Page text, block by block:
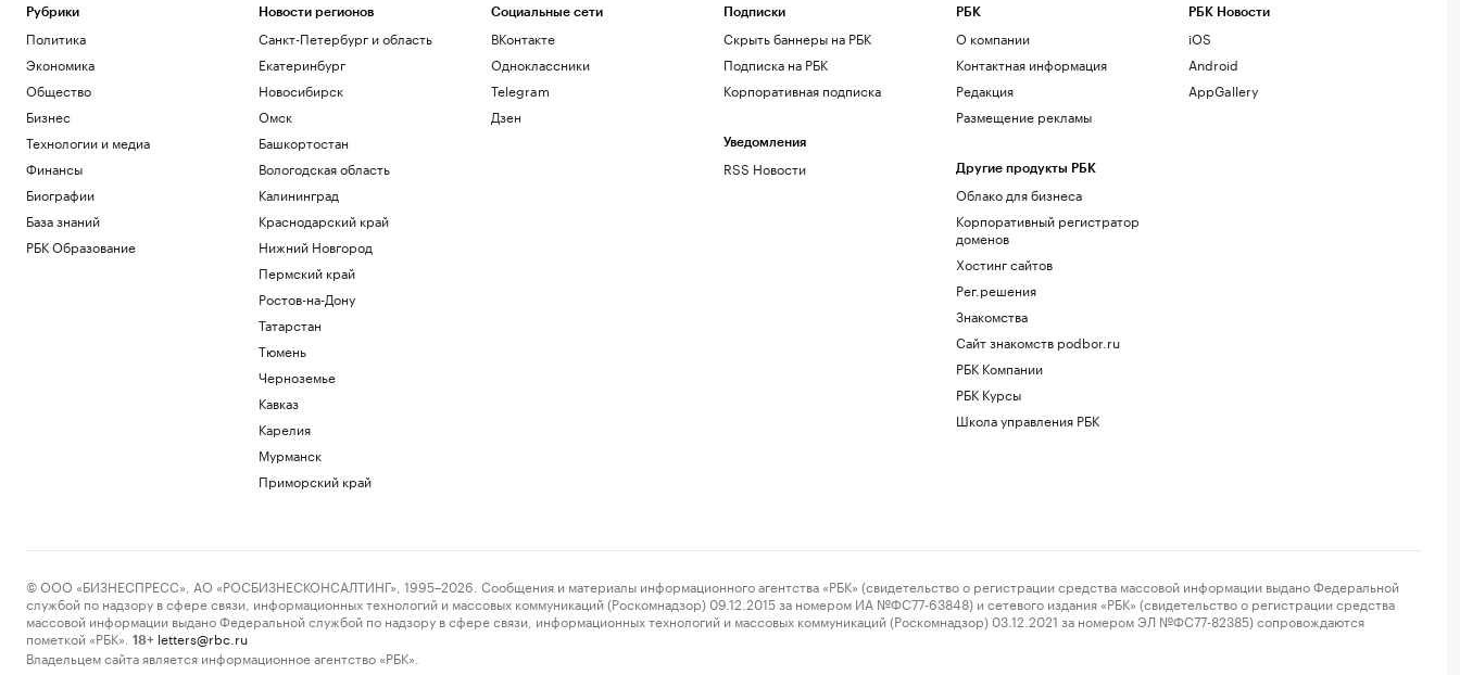
Росфинмониторинг рассказал, как
помог выявить криптомошенников в
Москве
Политика
Андреева проиграла 34-й ракетке мира
в третьем круге турнира в Торонто
Спорт
Африки
Политика
Минпромторг сообщил об изучении
властями идей по поддержке селлеров
WB
Александр Усик заявил, что у него есть
«два варианта» для прощального боя
Что такое медленная жизнь и какую
Метеоролог рассказала о погоде в
Рубрики
Политика
Экономика
Общество
Бизнес
Технологии и медиа
Финансы
Биографии
База знаний
РБК Образование
Новости регионов
Санкт-Петербург и область
Екатеринбург
Новосибирск
Омск
Башкортостан
Вологодская область
Калининград
Краснодарский край
Нижний Новгород
Пермский край
Ростов-на-Дону
Татарстан
Тюмень
Черноземье
Кавказ
Карелия
Мурманск
Приморский край
Социальные сети
ВКонтакте
Одноклассники
Telegram
Дзен
Подписки
Скрыть баннеры на РБК
Подписка на РБК
Корпоративная подписка
Уведомления
RSS Новости
РБК
О компании
Контактная информация
Редакция
Размещение рекламы
Другие продукты РБК
Облако для бизнеса
Корпоративный регистратор
доменов
Хостинг сайтов
Рег.решения
Знакомства
Сайт знакомств podbor.ru
РБК Компании
РБК Курсы
Школа управления РБК
РБК Новости
iOS
Android
AppGallery
© ООО «БИЗНЕСПРЕСС», АО «РОСБИЗНЕСКОНСАЛТИНГ», 1995–2026. Сообщения и материалы информационного агентства «РБК» (свидетельство о регистрации средства массовой информации выдано Федеральной
службой по надзору в сфере связи, информационных технологий и массовых коммуникаций (Роскомнадзор) 09.12.2015 за номером ИА №ФС77-63848) и сетевого издания «РБК» (свидетельство о регистрации средства
массовой информации выдано Федеральной службой по надзору в сфере связи, информационных технологий и массовых коммуникаций (Роскомнадзор) 03.12.2021 за номером ЭЛ №ФС77-82385) сопровождаются
пометкой «РБК».
18+ letters@rbc.ru
Владельцем сайта является информационное агентство «РБК».